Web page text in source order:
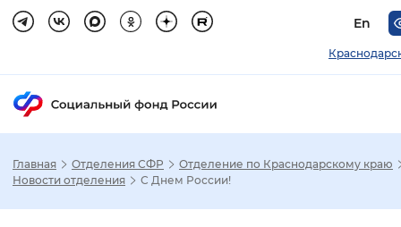
En
Главная Отделения СФР
Отделение по Краснодарскому краю
Новости отделения
С Днем России!